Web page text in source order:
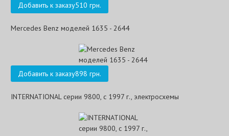
Добавить к заказу510 грн.
Mercedes Benz моделей 1635 - 2644
Добавить к заказу898 грн.
INTERNATIONAL серии 9800, с 1997 г., электросхемы